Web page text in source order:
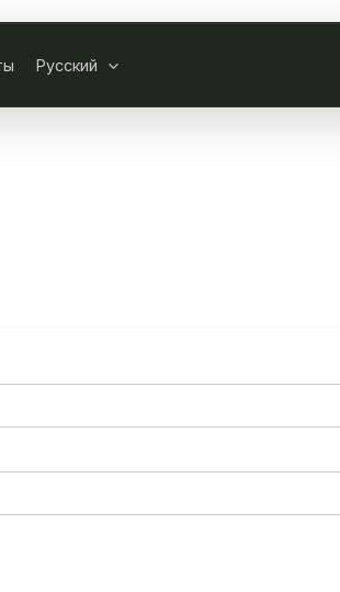
Русский